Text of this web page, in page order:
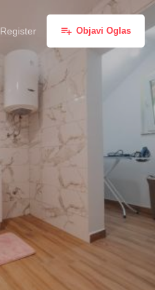
Register Objavi Oglas